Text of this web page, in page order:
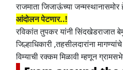
राजमाता जिजाऊंच्या
आंदोलन पेटणार..!
रविकांत तुपकर यांनी सिंदखेडराजात
जिल्हाधिकारी ,तहसीलदारांना
विम्याची रक्कम मिळावी म्हणून